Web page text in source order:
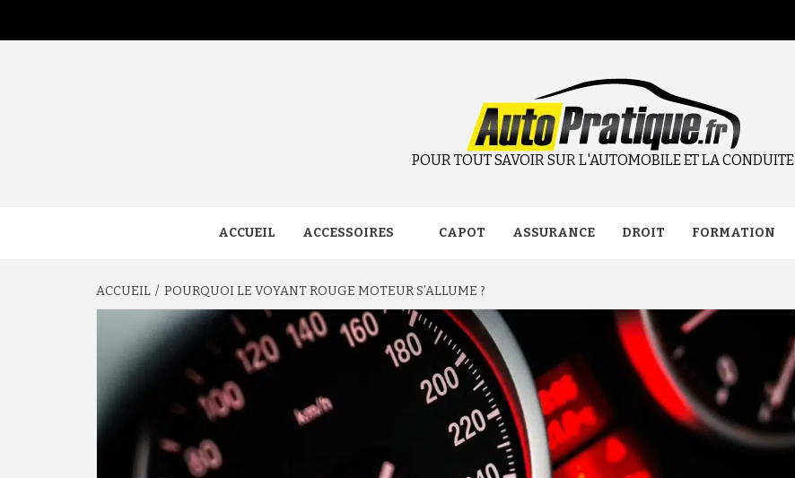
contenu
POUR TOUT SAVOIR SUR L'AUTOMOBILE ET LA CONDUITE
ACCUEIL ACCESSOIRES CAPOT ASSURANCE DROIT FORMATION
ACCUEIL POURQUOI LE VOYANT ROUGE MOTEUR S’ALLUME ?